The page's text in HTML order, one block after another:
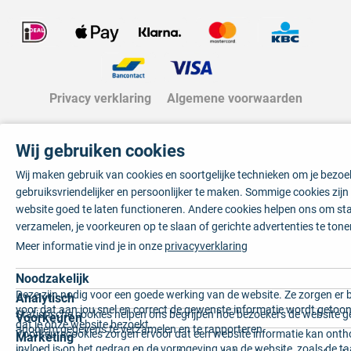
Privacy verklaring Algemene voorwaarden
Wij gebruiken cookies
Wij maken gebruik van cookies en soortgelijke technieken om je
gebruiksvriendelijker en persoonlijker te maken. Sommige cookies
website goed te laten functioneren. Andere cookies helpen ons om
verzamelen, je voorkeuren op te slaan of gerichte advertenties te
Meer informatie vind je in onze privacyverklaring
Noodzakelijk
Deze zijn nodig voor een goede werking van de website. Ze zorgen er
voor dat aan jou snel en correct de gewenste informatie wordt
dat je onze website bezoekt.
Analytisch
Statistische cookies helpen ons begrijpen hoe bezoekers de website
anoniem gegevens te verzamelen en te rapporteren.
Voorkeuren
Voorkeurscookies zorgen ervoor dat een website informatie kan
Marketing